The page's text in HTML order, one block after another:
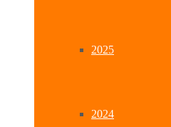
2025
2024